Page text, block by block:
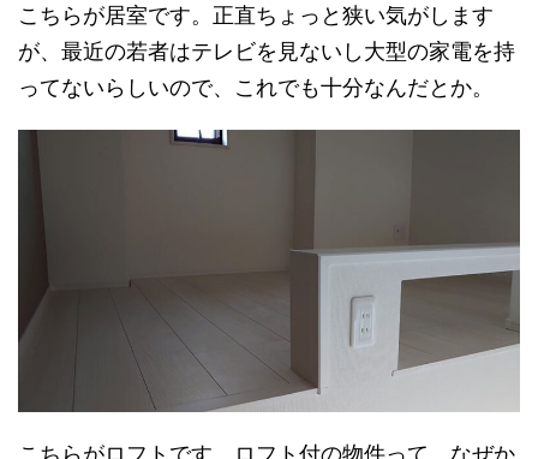
こちらが居室です。正直ちょっと狭い気がします
が、最近の若者はテレビを見ないし大型の家電を持
ってないらしいので、これでも十分なんだとか。
こちらがロフトです。ロフト付の物件って、なぜか